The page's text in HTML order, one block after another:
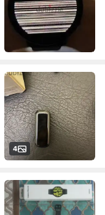
4